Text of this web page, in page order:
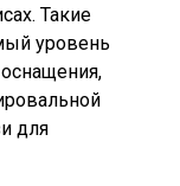
Такие
уровень
для